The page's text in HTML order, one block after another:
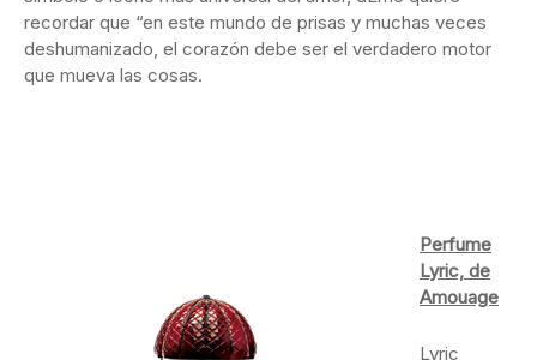
recordar que “en este mundo de prisas y muchas veces
deshumanizado, el corazón debe ser el verdadero motor
que mueva las cosas.
Perfume
Lyric, de
Amouage
Lyric